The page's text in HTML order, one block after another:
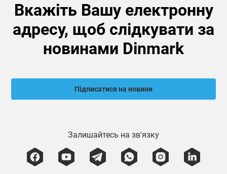
Вкажіть Вашу електронну
адресу, щоб слідкувати за
новинами Dinmark
Підписатися на новини
Залишайтесь на зв'язку